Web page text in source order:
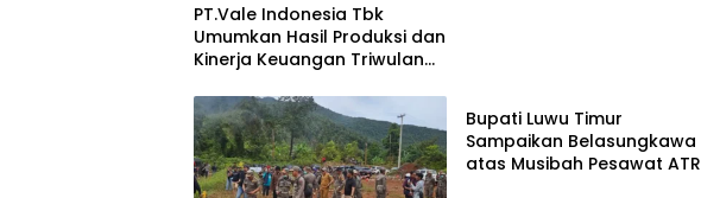
PT.Vale Indonesia Tbk
Umumkan Hasil Produksi dan
Kinerja Keuangan Triwulan
Bupati Luwu Timur
Sampaikan Belasungkawa
atas Musibah Pesawat ATR